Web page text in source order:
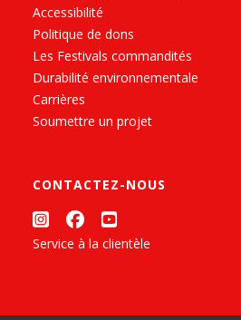
Accessibilité
Politique de dons
Les Festivals commandités
Durabilité environnementale
Carrières
Soumettre un projet
CONTACTEZ-NOUS
Service à la clientèle